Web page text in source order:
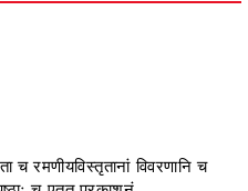
च रमणीयविस्तृतानां विवरणानि च